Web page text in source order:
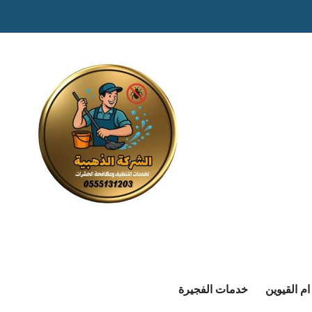
القيوين خدمات الفجيرة